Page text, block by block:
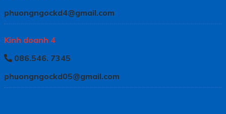
phuongngockd4@gmail.com
Kinh doanh 4
086.546. 7345
phuongngockd05@gmail.com